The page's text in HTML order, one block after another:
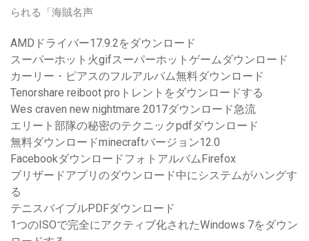
られる「海賊名声
AMDドライバー17.9.2をダウンロード
スーパーホット火gifスーパーホットゲームダウンロード
カーリー・ピアスのフルアルバム無料ダウンロード
Tenorshare reiboot proトレントをダウンロードする
Wes craven new nightmare 2017ダウンロード急流
エリート部隊の秘密のテクニックpdfダウンロード
無料ダウンロードminecraftバージョン12.0
FacebookダウンロードフォトアルバムFirefox
ブリザードアプリのダウンロード中にシステムがハングす
る
テニスバイブルPDFダウンロード
1つのISOで完全にアクティブ化されたWindows 7をダウン